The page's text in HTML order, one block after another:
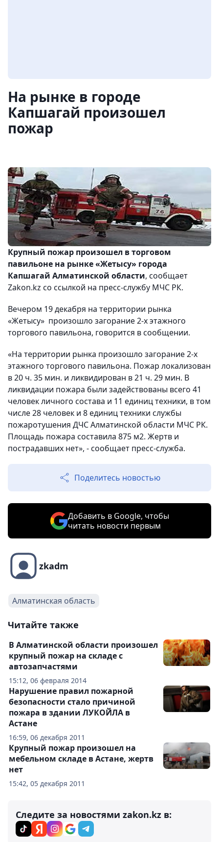
На рынке в городе
Капшагай произошел
пожар
Крупный пожар произошел в торговом
павильоне на рынке «Жетысу» города
Капшагай Алматинской области, сообщает
Zakon.kz со ссылкой на пресс-службу МЧС РК.
Вечером 19 декабря на территории рынка
«Жетысу» произошло загорание 2-х этажного
торгового павильона, говорится в сообщении.
«На территории рынка произошло загорание 2-х
этажного торгового павильона. Пожар локализован
в 20 ч. 35 мин. и ликвидирован в 21 ч. 29 мин. В
ликвидации пожара были задействованы всего 41
человек личного состава и 11 единиц техники, в том
числе 28 человек и 8 единиц техники службы
пожаротушения ДЧС Алматинской области МЧС РК.
Площадь пожара составила 875 м2. Жертв и
пострадавших нет», - сообщает пресс-служба.
Поделитесь новостью
Добавить в Google, чтобы
читать новости первым
zkadm
Алматинская область
Читайте также
15:12, 06 февраля 2014
В Алматинской области произошел
крупный пожар на складе с
автозапчастями
16:59, 06 декабря 2011
Нарушение правил пожарной
безопасности стало причиной
пожара в здании ЛУКОЙЛА в
Астане
15:42, 05 декабря 2011
Крупный пожар произошел на
мебельном складе в Астане, жертв
нет
Следите за новостями zakon.kz в: